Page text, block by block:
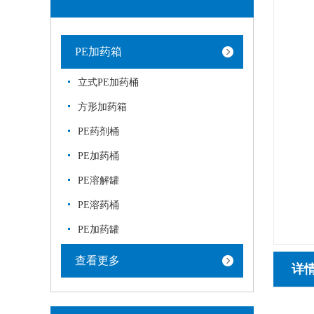
PE加药箱
立式PE加药桶
方形加药箱
PE药剂桶
PE加药桶
PE溶解罐
PE溶药桶
PE加药罐
查看更多
详